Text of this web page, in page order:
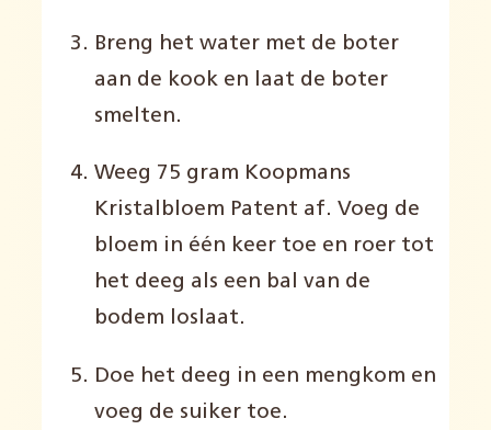
Breng het water met de boter
aan de kook en laat de boter
smelten.
Weeg 75 gram Koopmans
Kristalbloem Patent af. Voeg de
bloem in één keer toe en roer tot
het deeg als een bal van de
bodem loslaat.
Doe het deeg in een mengkom en
voeg de suiker toe.